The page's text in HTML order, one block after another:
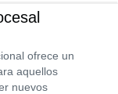
ofrece un
aquellos
nuevos